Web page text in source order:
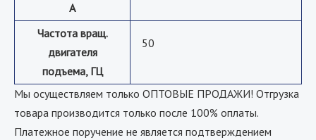
А
Частота вращ.
двигателя
подъема, ГЦ
50
Мы осуществляем только ОПТОВЫЕ ПРОДАЖИ! Отгрузка
товара производится только после 100% оплаты.
Платежное поручение не является подтверждением